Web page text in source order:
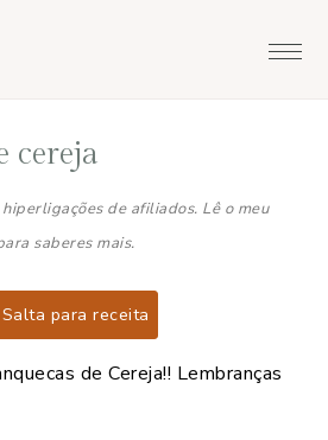
cereja
de afiliados. Lê o meu
saberes mais.
Salta para receita
de Cereja!! Lembranças